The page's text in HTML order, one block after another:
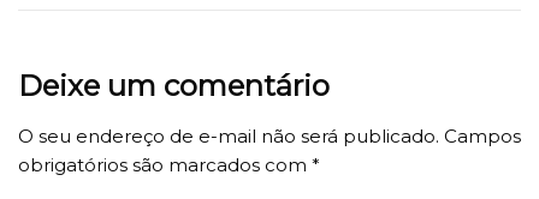
Deixe um comentário
O seu endereço de e-mail não será publicado. Campos
obrigatórios são marcados com *